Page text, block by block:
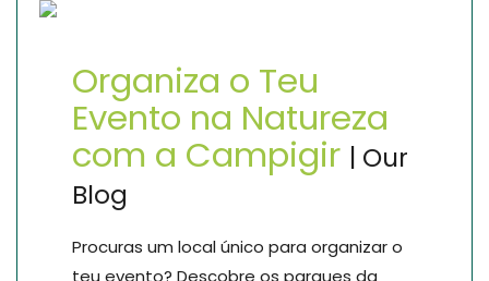
Organiza o Teu
Evento na Natureza
com a Campigir | Our
Blog
Procuras um local único para organizar o
teu evento? Descobre os parques da